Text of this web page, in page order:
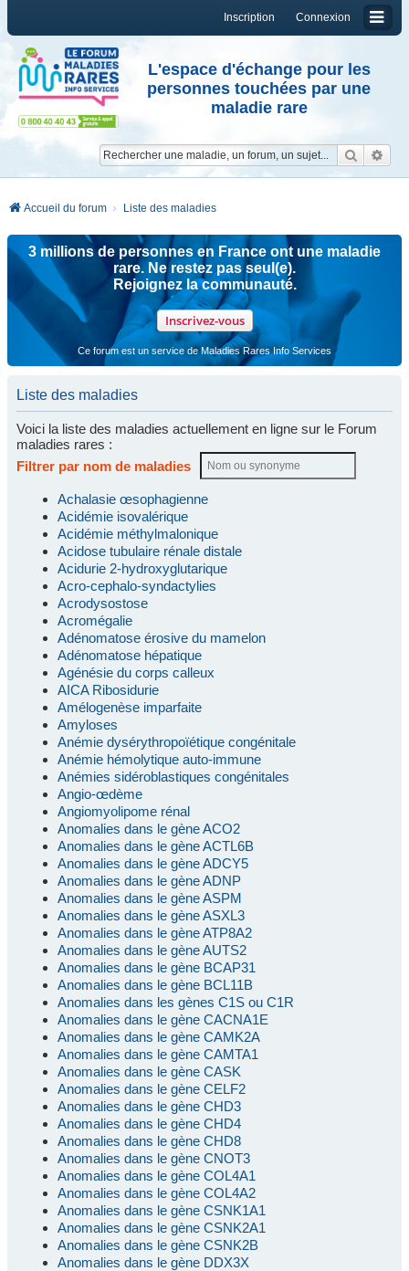
Connexion
Inscription
L'espace d'échange pour les
personnes touchées par une
maladie rare
Accueil du forum Liste des maladies
3 millions de personnes en France ont une maladie
rare. Ne restez pas seul(e).
Rejoignez la communauté.
Inscrivez-vous
Ce forum est un service de Maladies Rares Info Services
Liste des maladies
Voici la liste des maladies actuellement en ligne sur le Forum
maladies rares :
Filtrer par nom de maladies
Achalasie œsophagienne
Acidémie isovalérique
Acidémie méthylmalonique
Acidose tubulaire rénale distale
Acidurie 2-hydroxyglutarique
Acro-cephalo-syndactylies
Acrodysostose
Acromégalie
Adénomatose érosive du mamelon
Adénomatose hépatique
Agénésie du corps calleux
AICA Ribosidurie
Amélogenèse imparfaite
Amyloses
Anémie dysérythropoïétique congénitale
Anémie hémolytique auto-immune
Anémies sidéroblastiques congénitales
Angio-œdème
Angiomyolipome rénal
Anomalies dans le gène ACO2
Anomalies dans le gène ACTL6B
Anomalies dans le gène ADCY5
Anomalies dans le gène ADNP
Anomalies dans le gène ASPM
Anomalies dans le gène ASXL3
Anomalies dans le gène ATP8A2
Anomalies dans le gène AUTS2
Anomalies dans le gène BCAP31
Anomalies dans le gène BCL11B
Anomalies dans les gènes C1S ou C1R
Anomalies dans le gène CACNA1E
Anomalies dans le gène CAMK2A
Anomalies dans le gène CAMTA1
Anomalies dans le gène CASK
Anomalies dans le gène CELF2
Anomalies dans le gène CHD3
Anomalies dans le gène CHD4
Anomalies dans le gène CHD8
Anomalies dans le gène CNOT3
Anomalies dans le gène COL4A1
Anomalies dans le gène COL4A2
Anomalies dans le gène CSNK1A1
Anomalies dans le gène CSNK2A1
Anomalies dans le gène CSNK2B
Anomalies dans le gène DDX3X